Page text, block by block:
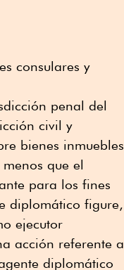
consulares y
penal del
civil y
bienes inmuebles
que el
para los fines
diplomático figure,
ejecutor
acción referente a
diplomático